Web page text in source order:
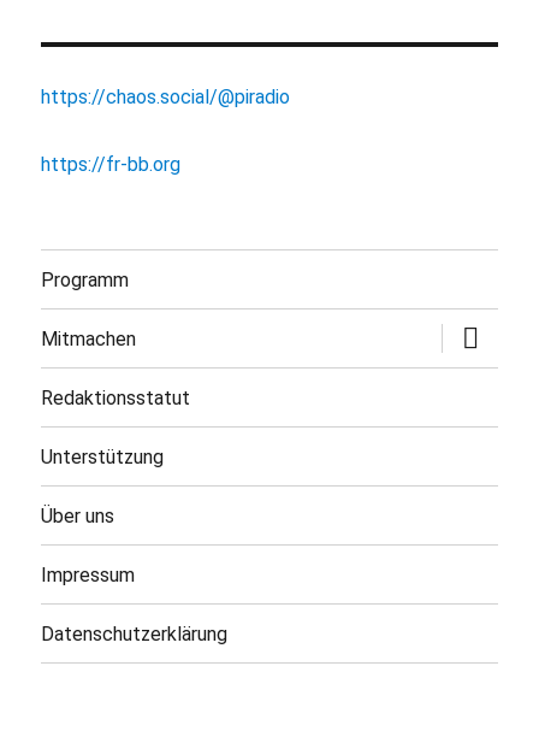
https://chaos.social/@piradio
https://fr-bb.org
Programm
Mitmachen
öffnen
Redaktionsstatut
Unterstützung
Über uns
Impressum
Datenschutzerklärung